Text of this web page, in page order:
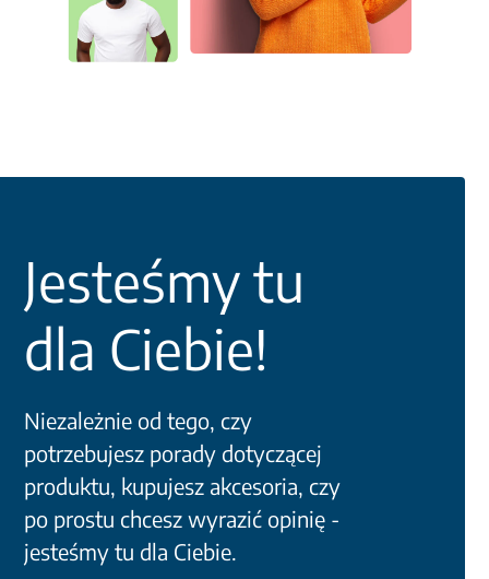
Jesteśmy tu
dla Ciebie!
Niezależnie od tego, czy
potrzebujesz porady dotyczącej
produktu, kupujesz akcesoria, czy
po prostu chcesz wyrazić opinię -
jesteśmy tu dla Ciebie.